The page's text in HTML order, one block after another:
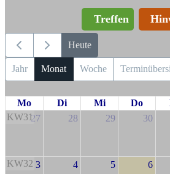
Treffen
Heute
Jahr Monat Woche
Mo Di Mi Do
KW3127 28 29 30
KW32 3 4 5 6